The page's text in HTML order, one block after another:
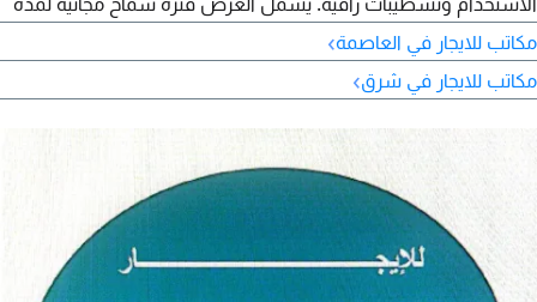
التأمين شهر واحد والعمولة نصف شهر. شركة الترا هومز العقارية -
ترخيص رقم 2024/25160 - سجل تجاري رقم 503374
مكاتب للايجار في العاصمة›
مكاتب للايجار في شرق›